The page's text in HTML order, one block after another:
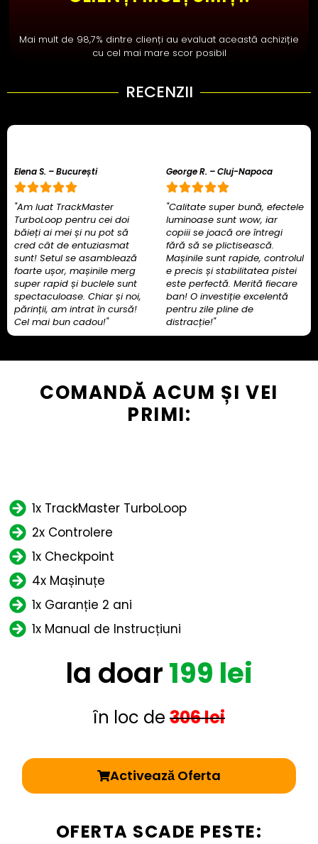
Mai mult de 98,7% dintre clienți au evaluat această achiziție
cu cel mai mare scor posibil
RECENZII
Elena S. – București
"Am luat TrackMaster
TurboLoop pentru cei doi
băieți ai mei și nu pot să
cred cât de entuziasmat
sunt! Setul se asamblează
foarte ușor, mașinile merg
super rapid și buclele sunt
spectaculoase. Chiar și noi,
părinții, am intrat în cursă!
Cel mai bun cadou!"
George R. – Cluj-Napoca
"Calitate super bună, efectele
luminoase sunt wow, iar
copiii se joacă ore întregi
fără să se plictisească.
Mașinile sunt rapide, controlul
e precis și stabilitatea pistei
este perfectă. Merită fiecare
ban! O investiție excelentă
pentru zile pline de
distracție!"
COMANDĂ ACUM ȘI VEI
PRIMI:
1x TrackMaster TurboLoop
2x Controlere
1x Checkpoint
4x Mașinuțe
1x Garanție 2 ani
1x Manual de Instrucțiuni
la doar199 lei
în loc de 306 lei
Activează Oferta
OFERTA SCADE PESTE: